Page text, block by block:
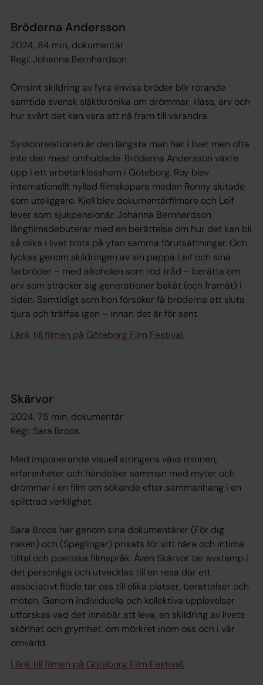
Bröderna Andersson
2024, 84 min, dokumentär
Regi: Johanna Bernhardson
Ömsint skildring av fyra envisa bröder blir rörande
samtida svensk släktkrönika om drömmar, klass, arv och
hur svårt det kan vara att nå fram till varandra.
Syskonrelationen är den längsta man har i livet men ofta
inte den mest omhuldade. Bröderna Andersson växte
upp i ett arbetarklasshem i Göteborg. Roy blev
internationellt hyllad filmskapare medan Ronny slutade
som uteliggare. Kjell blev dokumentärfilmare och Leif
lever som sjukpensionär. Johanna Bernhardson
långfilmsdebuterar med en berättelse om hur det kan bli
så olika i livet trots på ytan samma förutsättningar. Och
lyckas genom skildringen av sin pappa Leif och sina
farbröder – med alkoholen som röd tråd – berätta om
arv som sträcker sig generationer bakåt (och framåt) i
tiden. Samtidigt som hon försöker få bröderna att sluta
tjura och träffas igen – innan det är för sent.
Länk till filmen på Göteborg Film Festival.
Skärvor
2024, 75 min, dokumentär
Regi: Sara Broos
Med imponerande visuell stringens vävs minnen,
erfarenheter och händelser samman med myter och
drömmar i en film om sökande efter sammanhang i en
splittrad verklighet.
Sara Broos har genom sina dokumentärer (För dig
naken) och (Speglingar) prisats för sitt nära och intima
tilltal och poetiska filmspråk. Även Skärvor tar avstamp i
det personliga och utvecklas till en resa där ett
associativt flöde tar oss till olika platser, berättelser och
möten. Genom individuella och kollektiva upplevelser
utforskas vad det innebär att leva, en skildring av livets
skönhet och grymhet, om mörkret inom oss och i vår
omvärld.
Länk till filmen på Göteborg Film Festival.